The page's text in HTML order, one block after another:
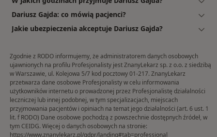
Dariusz Gajda: co mówią pacjenci?
Jakie ubezpieczenia akceptuje Dariusz Gajda?
Zgodnie z RODO informujemy, że administratorem danych osobowych
ujawnionych na profilu Profesjonalisty jest ZnanyLekarz sp. z o.o. z siedzibą
w Warszawie, ul. Kolejowa 5/7 kod pocztowy 01-217. ZnanyLekarz
przetwarza dane osobowe Profesjonalisty w celu informowania
użytkowników internetu o prowadzonej przez Profesjonalistę działalności
leczniczej lub innej podobnej, w tym specjalizacjach, miejscach
przyjmowania pacjentów i opiniach na temat jego działalności (art. 6 ust. 1
lit. f RODO) Dane osobowe pochodzą z powszechnie dostępnych źródeł, w
tym CEIDG. Więcej o danych osobowych na stronie:
https://www.znanylekarz.pl/gdpr/landing#tab=professional